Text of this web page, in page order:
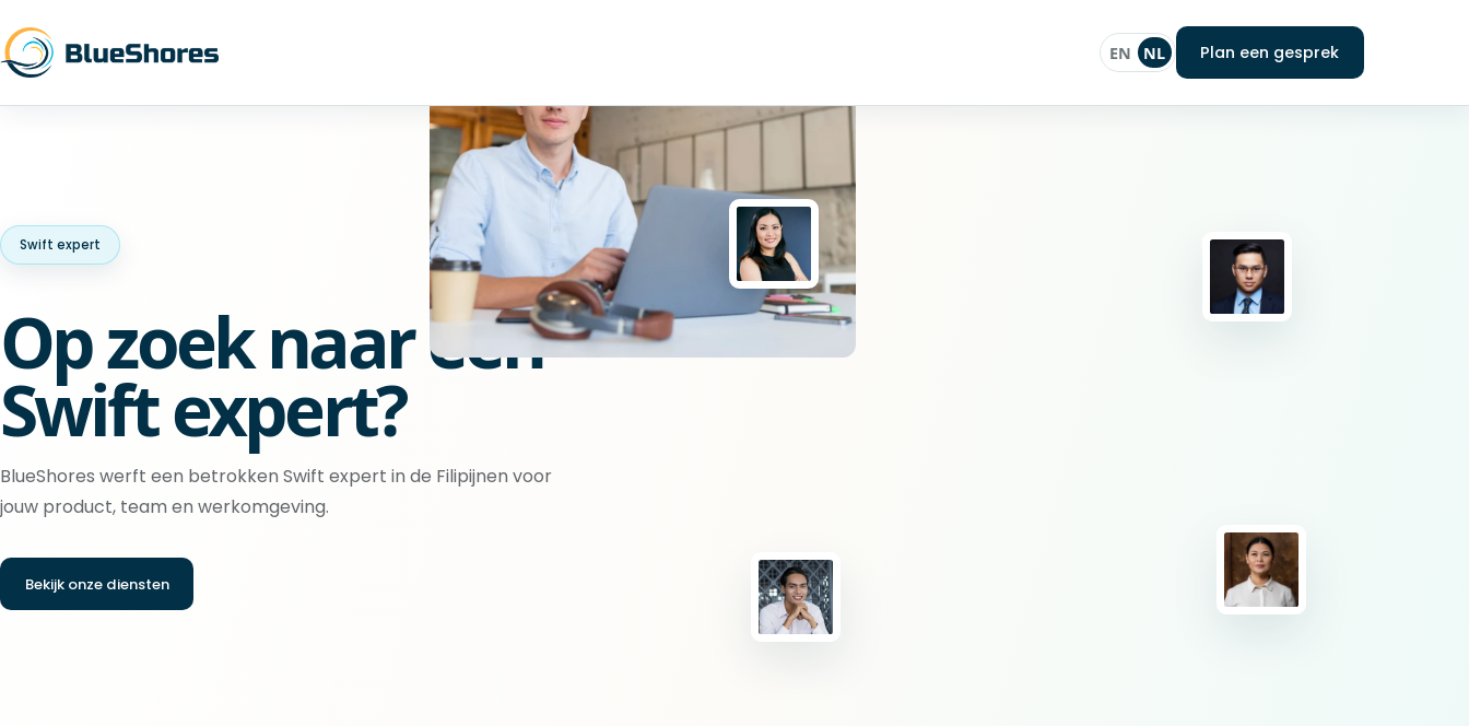
EN NL Plan een gesprek
Swift expert
Op zoek naar een
Swift expert?
BlueShores werft een betrokken Swift expert in de Filipijnen voor
jouw product, team en werkomgeving.
Bekijk onze diensten